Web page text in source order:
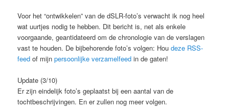
Voor het “ontwikkelen” van de dSLR-foto’s verwacht ik nog heel
wat uurtjes nodig te hebben. Dit bericht is, net als enkele
voorgaande, geantidateerd om de chronologie van de verslagen
vast te houden. De bijbehorende foto’s volgen: Houdeze RSS-
feed of mijnpersoonlijke verzamelfeed in de gaten!
Update (3/10)
Er zijn eindelijk foto’s geplaatst bij een aantal van de
tochtbeschrijvingen. En er zullen nog meer volgen.